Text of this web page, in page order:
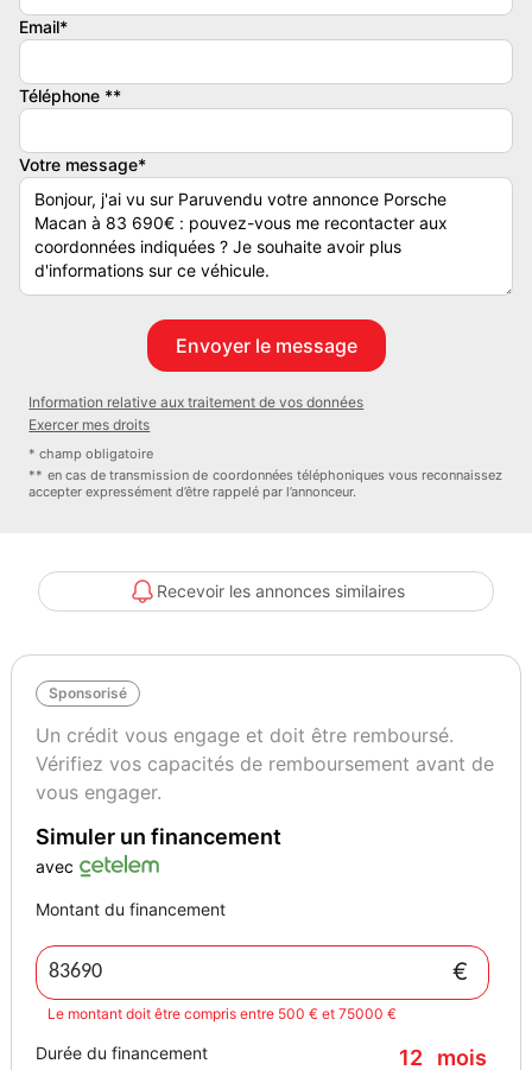
d'Allemagne, offrant une combinaison de performance et de luxe
avec ses équipements haut de gamme et sa motorisation avancée.
confort, sécurité et une expérience de conduite supérieure.
Informations techniques
Motorisation : Electrique
Transmission : 4x4 avec Porsche Active Suspension Management
Intérieur : Sièges réglables électriquement avec mémoire,
chauffage intégré
Technologie : Écran tactile, Cockpit numérique, Système GPS,
Intégration Apple CarPlay et Android Auto, Système de sonorisation
Confort : Climatisation automatique bizone, Chauffage auxiliaire,
Sièges chauffants, Chargement par induction pour smartphones,
Accoudoir, Régulateur de vitesse adaptatif, Volant chauffant
Sécurité : Airbags frontaux et latéraux, Assistance au freinage
d'urgence, Assistance de démarrage en côte, Système d'assistance
aux angles morts, Système d'alarme, Système de reconnaissance
Design : Jantes alliage, Feux LED, Phare antibrouillard, Vitres
teintées, Toit ouvrant panoramique, Rétroviseurs extérieurs
électriques et anti-éblouissement
Autres fonctionnalités : Système d'appel d'urgence, Kit mains libres,
Email*
Téléphone **
Votre message*
Information relative aux traitement de vos données
Exercer mes droits
* champ obligatoire
** en cas de transmission de coordonnées téléphoniques vous reconnaissez
accepter expressément d’être rappelé par l’annonceur.
Recevoir les annonces similaires
Sponsorisé
Un crédit vous engage et doit être remboursé.
Vérifiez vos capacités de remboursement avant de
vous engager.
Simuler un financement
avec
Montant du financement
€
Le montant doit être compris entre 500 € et 75000 €
Durée du financement 12 mois